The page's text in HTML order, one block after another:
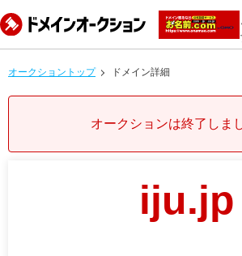
オークショントップ ドメイン詳細
オークションは終了しま
iju.jp